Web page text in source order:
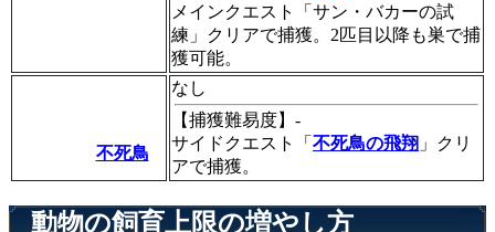
メインクエスト「サン・バカーの試
練」クリアで捕獲。2匹目以降も巣で捕
獲可能。
不死鳥
なし
【捕獲難易度】 -
サイドクエスト「 不死鳥の飛翔 」クリ
アで捕獲。
動物の飼育上限の増やし方